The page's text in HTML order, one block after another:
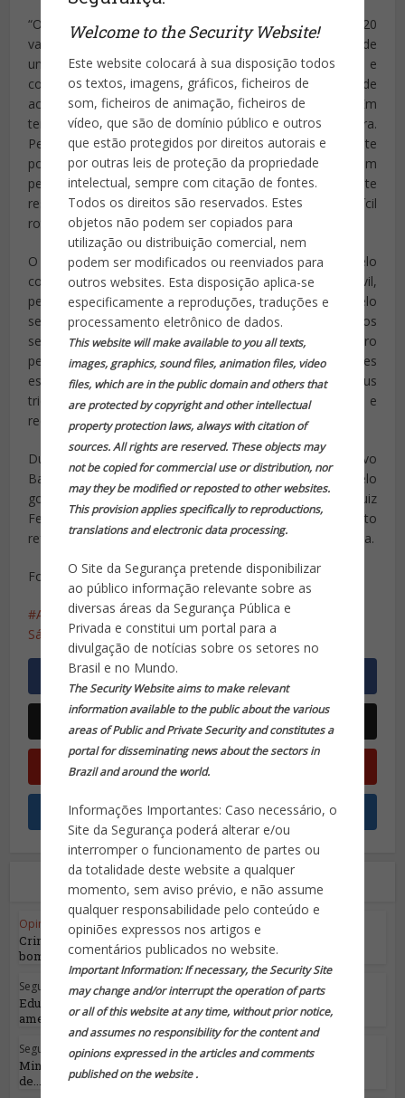
Welcome to the Security Website!
Este website colocará à sua disposição todos
os textos, imagens, gráficos, ficheiros de
som, ficheiros de animação, ficheiros de
vídeo, que são de domínio público e outros
que estão protegidos por direitos autorais e
por outras leis de proteção da propriedade
intelectual, sempre com citação de fontes.
Todos os direitos são reservados. Estes
objetos não podem ser copiados para
utilização ou distribuição comercial, nem
podem ser modificados ou reenviados para
outros websites. Esta disposição aplica-se
especificamente a reproduções, traduções e
processamento eletrônico de dados.
This website will make available to you all texts,
images, graphics, sound files, animation files, video
files, which are in the public domain and others that
are protected by copyright and other intellectual
property protection laws, always with citation of
sources. All rights are reserved. These objects may
not be copied for commercial use or distribution, nor
may they be modified or reposted to other websites.
This provision applies specifically to reproductions,
translations and electronic data processing.
O Site da Segurança pretende disponibilizar
ao público informação relevante sobre as
diversas áreas da Segurança Pública e
Privada e constitui um portal para a
divulgação de notícias sobre os setores no
Brasil e no Mundo.
The Security Website aims to make relevant
information available to the public about the various
areas of Public and Private Security and constitutes a
portal for disseminating news about the sectors in
Brazil and around the world.
Informações Importantes: Caso necessário, o
Site da Segurança poderá alterar e/ou
interromper o funcionamento de partes ou
da totalidade deste website a qualquer
momento, sem aviso prévio, e não assume
qualquer responsabilidade pelo conteúdo e
opiniões expressos nos artigos e
comentários publicados no website.
Important Information: If necessary, the Security Site
may change and/or interrupt the operation of parts
or all of this website at any time, without prior notice,
and assumes no responsibility for the content and
opinions expressed in the articles and comments
published on the website .
“O servidor sabendo que o aumento que só sairia em 2020
vai acontecer em 2017, que o triênio está mantido, sai de
um cenário muito antagônico, a um avanço razoável e
consistente. Não acontecendo isso, temo pelo que pode
acontecer no ano que vem pela vida de todos nós. Em
termos de estabilidade pública, de estabilidade financeira.
Pedir aos presentes que reflitam muito pelo que a gente
pode decidir aqui. Se podemos enxergar um avanço com
perdas pequenas, mas necessárias. Mas que a gente
resolva esse impasse para que a gente possa viver a difícil
rotina do estado do Rio de Janeiro”, disse Roberto Sá.
O Secretário fez referência a proposta elaborada pelo
comandante da Polícia Militar, pelo chefe da Polícia Civil,
pelo comandante geral do Corpo de Bombeiros e pelo
secretário de Administração Penitenciária. Na proposta, os
servidores da Segurança terão reajustes em dezembro
pelos próximos três anos (os reajustes e incorporações
estavam programados para janeiro), manterão seus
triênios, terão salários em dia (até o 10º dia útil) e
receberão o 13º salário no dia 20 de janeiro.
Durante a reunião, o secretário de Fazenda, Gustavo
Barbosa não garantiu que a proposta será cumprida pelo
governo. Os deputados pediram que o governador Luiz
Fernando Pezão apresente, até quinta-feira, documento
referendando a proposta dos chefes da Segurança Pública.
Fonte: http://extra.globo.com/
Assembléia Legistativa do Rio deputados
Sá
Leia também
Opinião do Especialista • Segurança Pública
Crime Organizado mais uma vez cogita uso de
bombas no...
Segurança Pública
Educação, saúde e segurança pública estão
ameaçadas...
Segurança Pública
Ministro da Justiça lança Programa Nacional
de...